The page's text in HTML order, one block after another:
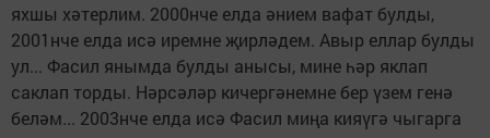
яхшы хәтерлим. 2000нче елда әнием вафат булды,
2001нче елда исә иремне җирләдем. Авыр еллар булды
ул... Фасил янымда булды анысы, мине һәр яклап
саклап торды. Нәрсәләр кичергәнемне бер үзем генә
беләм... 2003нче елда исә Фасил миңа кияүгә чыгарга